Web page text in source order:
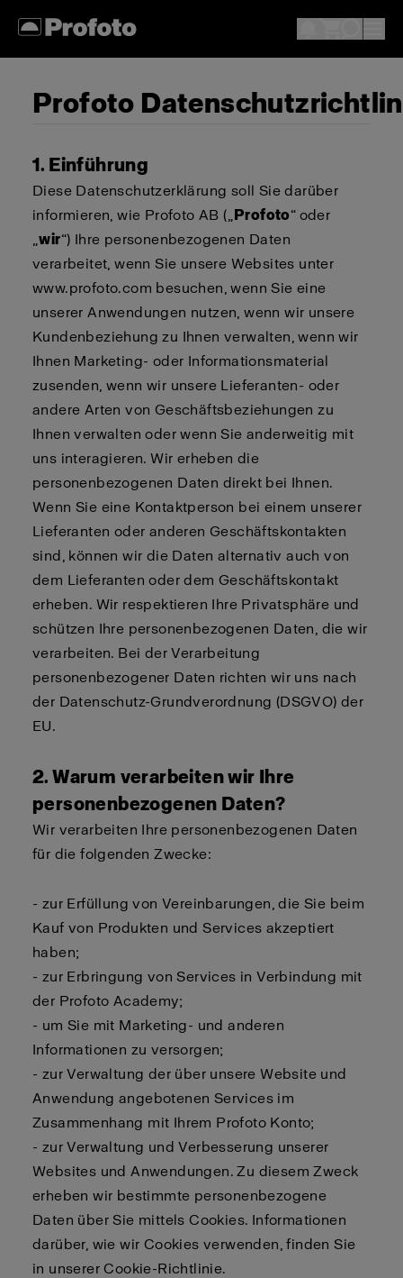
Profoto
1. Einführung
Diese Datenschutzerklärung soll Sie darüber
informieren, wie Profoto AB („Profoto“ oder
„wir“) Ihre personenbezogenen Daten
verarbeitet, wenn Sie unsere Websites unter
www.profoto.com besuchen, wenn Sie eine
unserer Anwendungen nutzen, wenn wir unsere
Kundenbeziehung zu Ihnen verwalten, wenn wir
Ihnen Marketing- oder Informationsmaterial
zusenden, wenn wir unsere Lieferanten- oder
andere Arten von Geschäftsbeziehungen zu
Ihnen verwalten oder wenn Sie anderweitig mit
uns interagieren. Wir erheben die
personenbezogenen Daten direkt bei Ihnen.
Wenn Sie eine Kontaktperson bei einem unserer
Lieferanten oder anderen Geschäftskontakten
sind, können wir die Daten alternativ auch von
dem Lieferanten oder dem Geschäftskontakt
erheben. Wir respektieren Ihre Privatsphäre und
schützen Ihre personenbezogenen Daten, die wir
verarbeiten. Bei der Verarbeitung
personenbezogener Daten richten wir uns nach
der Datenschutz-Grundverordnung (DSGVO) der
EU.
2. Warum verarbeiten wir Ihre
personenbezogenen Daten?
Wir verarbeiten Ihre personenbezogenen Daten
für die folgenden Zwecke:
- zur Erfüllung von Vereinbarungen, die Sie beim
Kauf von Produkten und Services akzeptiert
haben;
- zur Erbringung von Services in Verbindung mit
der Profoto Academy;
- um Sie mit Marketing- und anderen
Informationen zu versorgen;
- zur Verwaltung der über unsere Website und
Anwendung angebotenen Services im
Zusammenhang mit Ihrem Profoto Konto;
- zur Verwaltung und Verbesserung unserer
Websites und Anwendungen. Zu diesem Zweck
erheben wir bestimmte personenbezogene
Daten über Sie mittels Cookies. Informationen
darüber, wie wir Cookies verwenden, finden Sie
in unserer Cookie-Richtlinie.